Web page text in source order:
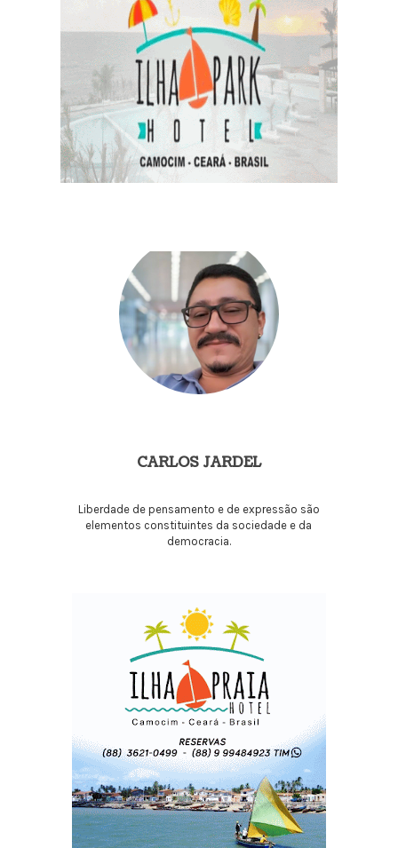
CARLOS JARDEL
Liberdade de pensamento e de expressão são
elementos constituintes da sociedade e da
democracia.